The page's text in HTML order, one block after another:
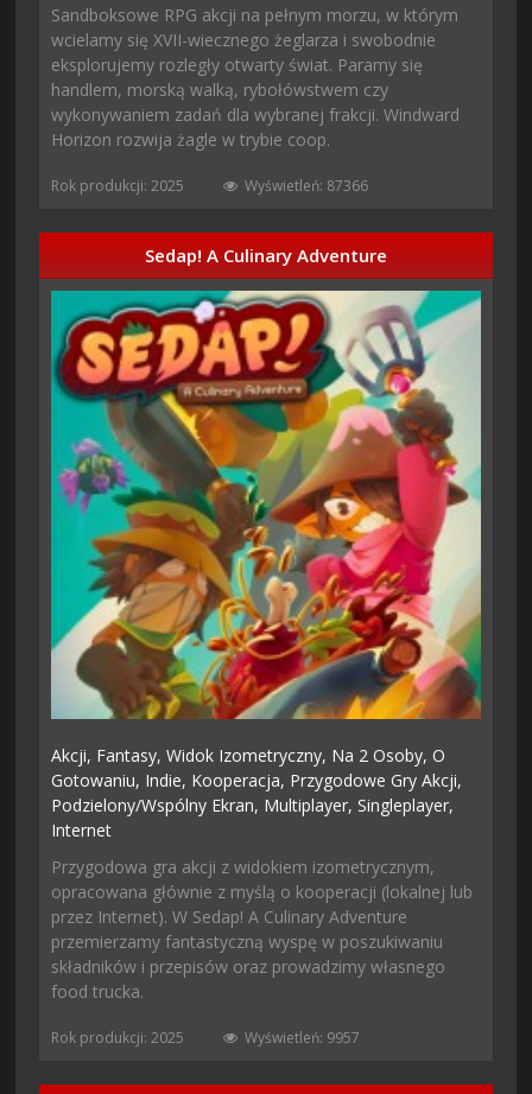
Sandboksowe RPG akcji na pełnym morzu, w którym
wcielamy się XVII-wiecznego żeglarza i swobodnie
eksplorujemy rozległy otwarty świat. Paramy się
handlem, morską walką, rybołówstwem czy
wykonywaniem zadań dla wybranej frakcji. Windward
Horizon rozwija żagle w trybie coop.
Rok produkcji: 2025 Wyświetleń: 87366
Sedap! A Culinary Adventure
Akcji, Fantasy,Widok Izometryczny, Na 2 Osoby,O
Gotowaniu, Indie, Kooperacja, Przygodowe Gry Akcji,
Podzielony/wspólny Ekran, Multiplayer,Singleplayer,
Internet
Przygodowa gra akcji z widokiem izometrycznym,
opracowana głównie z myślą o kooperacji (lokalnej lub
przez Internet). W Sedap! A Culinary Adventure
przemierzamy fantastyczną wyspę w poszukiwaniu
składników i przepisów oraz prowadzimy własnego
food trucka.
Rok produkcji: 2025 Wyświetleń: 9957